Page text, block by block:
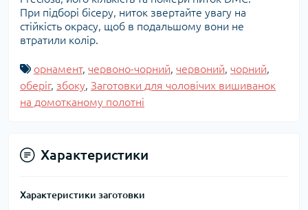
При підборі бісеру, ниток звертайте увагу на
стійкість окрасу, щоб в подальшому вони не
втратили колір.
орнамент, червоно-чорний, червоний, чорний,
оберіг, збоку, Заготовки для чоловічих вишиванок
на домотканому полотні
Характеристики
Характеристики заготовки